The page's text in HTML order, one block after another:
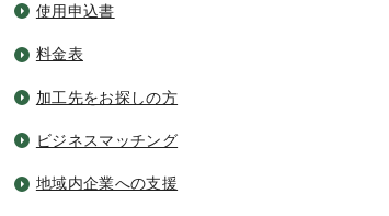
使用申込書
料金表
加工先をお探しの方
ビジネスマッチング
地域内企業への支援